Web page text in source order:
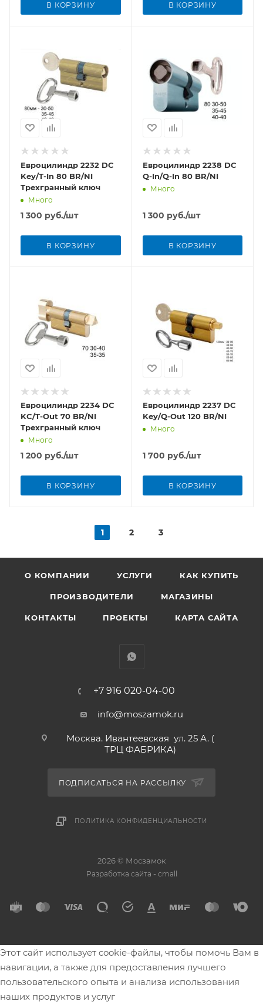
В КОРЗИНУ В КОРЗИНУ
Евроцилиндр 2232 DC
Key/T-In 80 BR/NI
Трехгранный ключ
Много
1 300 руб./шт
В КОРЗИНУ
Евроцилиндр 2238 DC
Q-In/Q-In 80 BR/NI
Много
1 300 руб./шт
В КОРЗИНУ
Евроцилиндр 2234 DC
KC/T-Out 70 BR/NI
Трехгранный ключ
Много
1 200 руб./шт
В КОРЗИНУ
Евроцилиндр 2237 DC
Key/Q-Out 120 BR/NI
Много
1 700 руб./шт
В КОРЗИНУ
1 2 3
О КОМПАНИИ УСЛУГИ КАК КУПИТЬ
ПРОИЗВОДИТЕЛИ МАГАЗИНЫ
КОНТАКТЫ ПРОЕКТЫ КАРТА САЙТА
+7 916 020-04-00
info@moszamok.ru
Москва. Ивантеевская ул. 25 А. (
ТРЦ ФАБРИКА)
ПОДПИСАТЬСЯ НА РАССЫЛКУ
ПОЛИТИКА КОНФИДЕНЦИАЛЬНОСТИ
2026 © Мосзамок
Разработка сайта - cmall
Этот сайт использует cookie-файлы, чтобы помочь Вам в
навигации, а также для предоставления лучшего
пользовательского опыта и анализа использования
наших продуктов и услуг